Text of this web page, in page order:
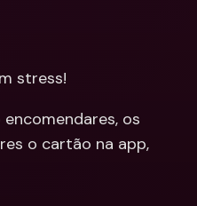
stress!
os
o cartão na app,